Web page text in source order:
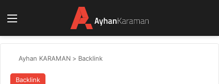
Ayhan KARAMAN > Backlink
Backlink